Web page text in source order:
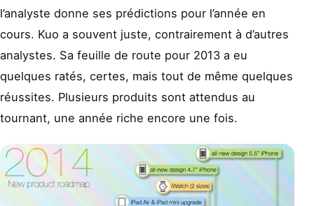
l’analyste donne ses prédictions pour l’année en
cours. Kuo a souvent juste, contrairement à d’autres
analystes. Sa feuille de route pour 2013 a eu
quelques ratés, certes, mais tout de même quelques
réussites. Plusieurs produits sont attendus au
tournant, une année riche encore une fois.